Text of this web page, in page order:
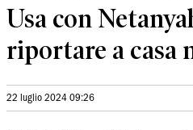
Usa con
riportare a casa
22 luglio 2024 09:26